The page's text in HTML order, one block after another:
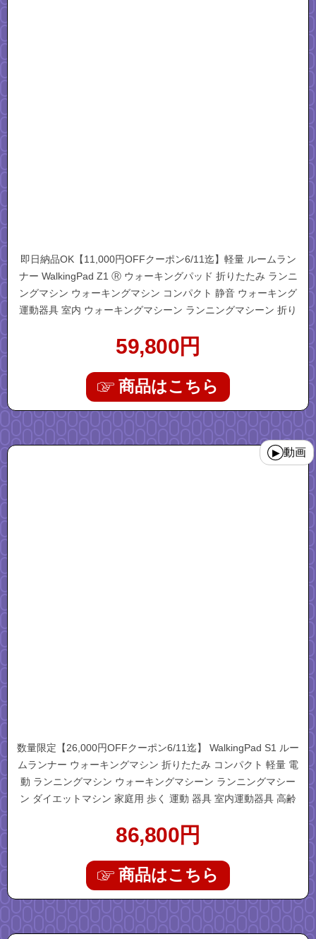
即日納品OK【11,000円OFFクーポン6/11迄】軽量 ルームラン
ナー WalkingPad Z1 Ⓡ ウォーキングパッド 折りたたみ ランニ
ングマシン ウォーキングマシン コンパクト 静音 ウォーキング
運動器具 室内 ウォーキングマシーン ランニングマシーン 折り
59,800円
商品はこちら
"walkingpads1"
▶ 動画
数量限定【26,000円OFFクーポン6/11迄】 WalkingPad S1 ルー
ムランナー ウォーキングマシン 折りたたみ コンパクト 軽量 電
動 ランニングマシン ウォーキングマシーン ランニングマシー
ン ダイエットマシン 家庭用 歩く 運動 器具 室内運動器具 高齢
86,800円
商品はこちら
"remotecontrol-r2z1"